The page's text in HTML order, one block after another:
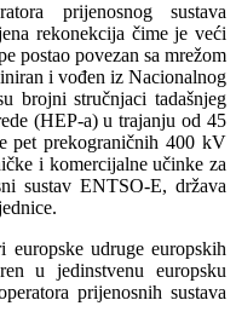
prijenosnog sustava
rekonekcija čime je veći
postao povezan sa mrežom
i vođen iz Nacionalnog
brojni stručnjaci tadašnjeg
(HEP-a) u trajanju od 45
pet prekograničnih 400 kV
i komercijalne učinke za
sustav ENTSO-E, država
udruge europskih
u jedinstvenu europsku
prijenosnih sustava